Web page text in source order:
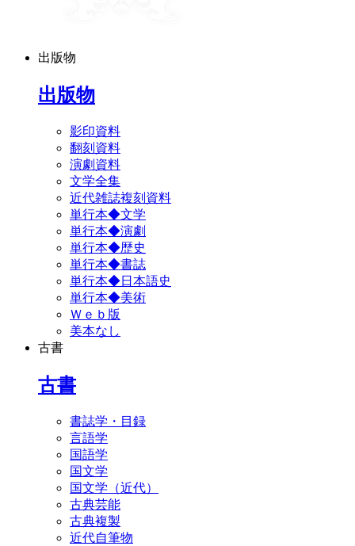
出版物
出版物
影印資料
翻刻資料
演劇資料
文学全集
近代雑誌複刻資料
単行本◆文学
単行本◆演劇
単行本◆歴史
単行本◆書誌
単行本◆日本語史
単行本◆美術
Ｗｅｂ版
美本なし
古書
古書
書誌学・目録
言語学
国語学
国文学
国文学（近代）
古典芸能
古典複製
近代自筆物